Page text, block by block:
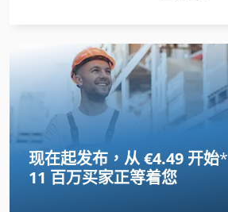
小 车床
工具 车
托盘 货架
托盘货架
曲轴 车床
现在起发布，从 €4.49 开始*
11 百万买家正等着您